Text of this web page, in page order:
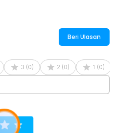
Beri Ulasan
3 (0) 2 (0) 1 (0)